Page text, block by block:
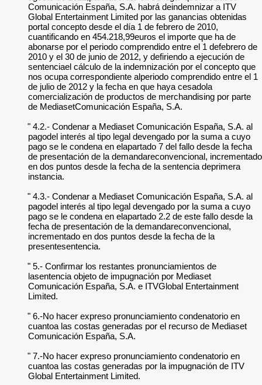
Comunicación España, S.A. habrá deindemnizar a ITV
Global Entertainment Limited por las ganancias obtenidas
portal concepto desde el día 1 de febrero de 2010,
cuantificando en 454.218,99euros el importe que ha de
abonarse por el periodo comprendido entre el 1 defebrero de
2010 y el 30 de junio de 2012, y defiriendo a ejecución de
sentenciael cálculo de la indemnización por el concepto que
nos ocupa correspondiente alperiodo comprendido entre el 1
de julio de 2012 y la fecha en que haya cesadola
comercialización de productos de merchandising por parte
de MediasetComunicación España, S.A.
" 4.2.- Condenar a Mediaset Comunicación España, S.A. al
pagodel interés al tipo legal devengado por la suma a cuyo
pago se le condena en elapartado 7 del fallo desde la fecha
de presentación de la demandareconvencional, incrementado
en dos puntos desde la fecha de la sentencia deprimera
instancia.
" 4.3.- Condenar a Mediaset Comunicación España, S.A. al
pagodel interés al tipo legal devengado por la suma a cuyo
pago se le condena en elapartado 2.2 de este fallo desde la
fecha de presentación de la demandareconvencional,
incrementado en dos puntos desde la fecha de la
presentesentencia.
" 5.- Confirmar los restantes pronunciamientos de
lasentencia objeto de impugnación por Mediaset
Comunicación España, S.A. e ITVGlobal Entertainment
Limited.
" 6.-No hacer expreso pronunciamiento condenatorio en
cuantoa las costas generadas por el recurso de Mediaset
Comunicación España, S.A.
" 7.-No hacer expreso pronunciamiento condenatorio en
cuantoa las costas generadas por la impugnación de ITV
Global Entertainment Limited.